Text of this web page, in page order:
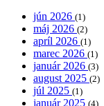
jún 2026 (1)
máj 2026 (2)
apríl 2026 (1)
marec 2026 (1)
január 2026 (3)
august 2025 (2)
júl 2025 (1)
január 2025 (4)